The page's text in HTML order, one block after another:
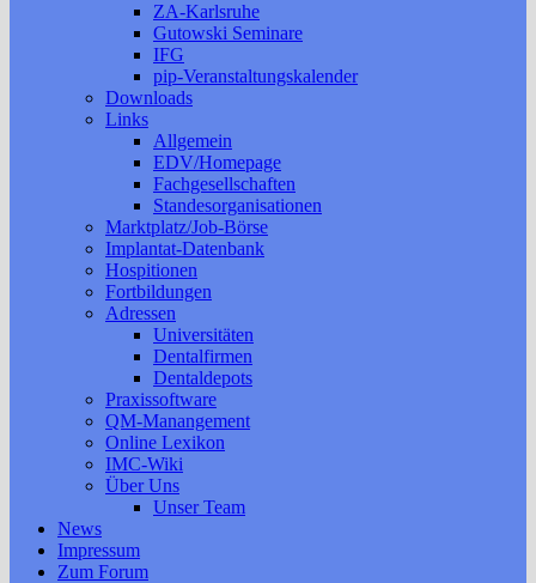
ZA-Karlsruhe
Gutowski Seminare
IFG
pip-Veranstaltungskalender
Downloads
Links
Allgemein
EDV/Homepage
Fachgesellschaften
Standesorganisationen
Marktplatz/Job-Börse
Implantat-Datenbank
Hospitionen
Fortbildungen
Adressen
Universitäten
Dentalfirmen
Dentaldepots
Praxissoftware
QM-Manangement
Online Lexikon
IMC-Wiki
Über Uns
Unser Team
News
Impressum
Zum Forum